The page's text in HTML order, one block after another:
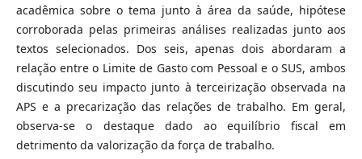
acadêmica sobre o tema junto à área da saúde, hipótese
corroborada pelas primeiras análises realizadas junto aos
textos selecionados. Dos seis, apenas dois abordaram a
relação entre o Limite de Gasto com Pessoal e o SUS, ambos
discutindo seu impacto junto à terceirização observada na
APS e a precarização das relações de trabalho. Em geral,
observa-se o destaque dado ao equilíbrio fiscal em
detrimento da valorização da força de trabalho.